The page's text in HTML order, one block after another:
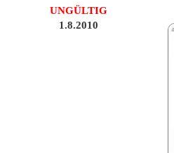
UNGÜLTIG
1.8.2010